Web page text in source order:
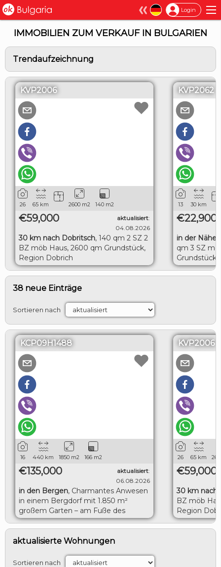
Login ×
IMMOBILIEN ZUM VERKAUF IN BULGARIEN
Trendaufzeichnung
KVP2006
26 65 km 2600 m2 140 m2
€59,000 aktualisiert:
04.08.2026
30 km nach Dobritsch, 140 qm 2 SZ 2
BZ möb Haus, 2600 qm Grundstück,
Region Dobrich
KVP2062
13 30 km
€22,900
in der Nähe
qm 3 SZ
Grundstück,
Toshevo
38 neue Einträge
Sortieren nach
KCP09H1488
16 440 km 1850 m2 166 m2
€135,000 aktualisiert:
06.08.2026
in den Bergen, Charmantes Anwesen
in einem Bergdorf mit 1.850 m²
großem Garten – am Fuße des
Balkangebirges
KVP2006
26 65 km
€59,000
30 km nach
BZ möb
Region
aktualisierte Wohnungen
Sortieren nach